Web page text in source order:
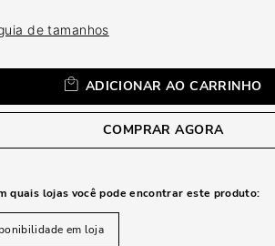
de tamanhos
ADICIONAR AO CARRINHO
COMPRAR AGORA
quais lojas você pode encontrar este produto:
em loja